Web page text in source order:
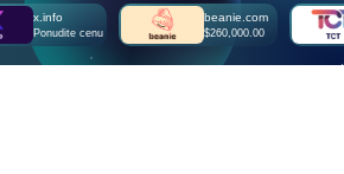
Indian Rupee INR (Rs.)
Indonesian Rupiah
IDR (Rp)
Australian Dollar AUD
cenu
beanie.com
$260,000.00